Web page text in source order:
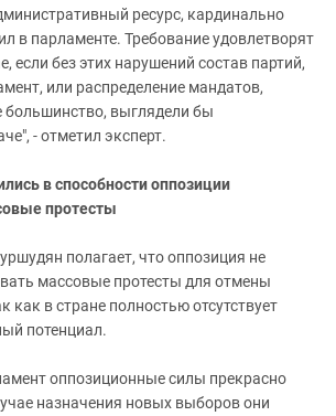
ресурс, кардинально
в парламенте. Требование удовлетворят
если без этих нарушений состав партий,
или распределение мандатов,
выглядели бы
- отметил эксперт.
в способности оппозиции
протесты
полагает, что оппозиция не
массовые протесты для отмены
как в стране полностью отсутствует
потенциал.
оппозиционные силы прекрасно
назначения новых выборов они